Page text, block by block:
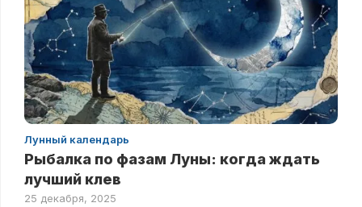
Лунный календарь
Рыбалка по фазам Луны: когда ждать
лучший клев
25 декабря, 2025